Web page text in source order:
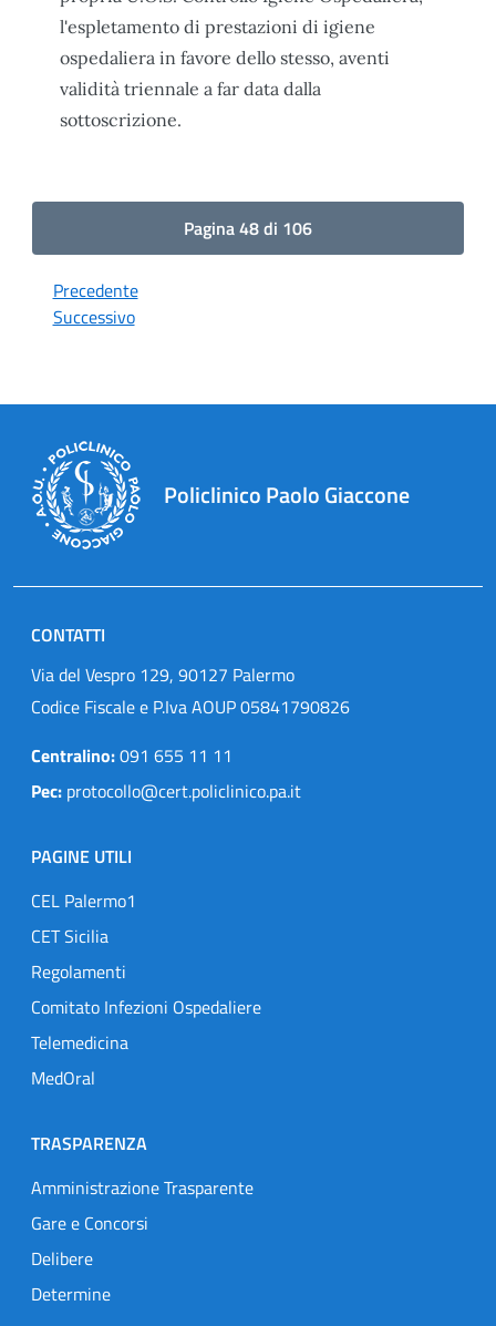
l'espletamento di prestazioni di igiene
ospedaliera in favore dello stesso, aventi
validità triennale a far data dalla
sottoscrizione.
Pagina 48 di 106
Precedente
Successivo
Policlinico Paolo Giaccone
CONTATTI
Via del Vespro 129, 90127 Palermo
Codice Fiscale e P.Iva AOUP 05841790826
Centralino:091 655 11 11
Pec: protocollo@cert.policlinico.pa.it
PAGINE UTILI
CEL Palermo1
CET Sicilia
Regolamenti
Comitato Infezioni Ospedaliere
Telemedicina
MedOral
TRASPARENZA
Amministrazione Trasparente
Gare e Concorsi
Delibere
Determine